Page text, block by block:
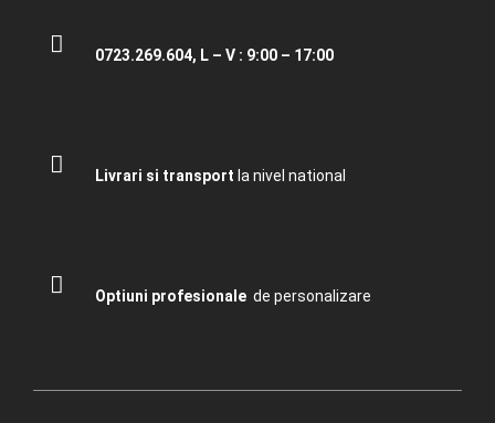
0723.269.604, L – V : 9:00 – 17:00
Livrari si transport la nivel national
Optiuni profesionale de personalizare